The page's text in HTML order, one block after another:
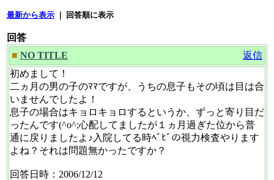
最新から表示 ｜ 回答順に表示
回答
■ NO TITLE
返信
初めまして！
二ヵ月の男の子のﾏﾏですが、うちの息子もその頃は目は合
いませんでしたよ！
息子の場合はキョロキョロするというか、ずっと寄り目だ
ったんです(^o^;心配してましたが１ヵ月過ぎた位から普
通に戻りましたよ♪入院してる時ﾍﾞﾋﾞの視力検査やります
よね？それは問題無かったですか？
回答日時：2006/12/12